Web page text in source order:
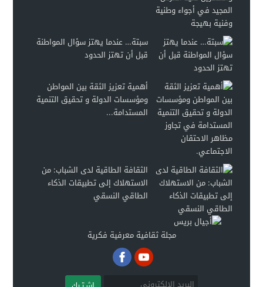
سبتة… عندما يهتز سؤال المواطنة
قبل أن تهتز الحدود
أهمية تعزيز الثقة بين المواطن
ومؤسسات الدولة و تحقيق التنمية
المستدامة...
الثقافة الطاقية لدى الشباب: من
الاستهلاك إلى تطبيقات الذكاء
الطاقي النسقي
مجلة ثقافية معرفية فكرية